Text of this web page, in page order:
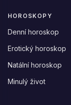
HOROSKOPY
Denní horoskop
Erotický horoskop
Natální horoskop
Minulý život